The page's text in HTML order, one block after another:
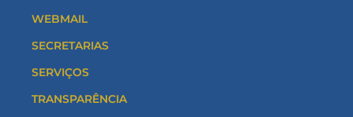
WEBMAIL
SECRETARIAS
SERVIÇOS
TRANSPARÊNCIA